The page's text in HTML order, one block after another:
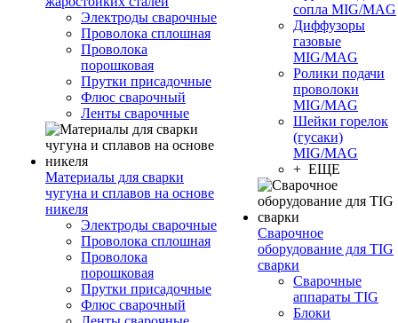
Электроды сварочные
Проволока сплошная
Проволока
порошковая
Прутки присадочные
Флюс сварочный
Ленты сварочные
Материалы для сварки
чугуна и сплавов на основе
никеля
Электроды сварочные
Проволока сплошная
Проволока
порошковая
Прутки присадочные
Флюс сварочный
сопла MIG/MAG
Диффузоры
газовые
MIG/MAG
Ролики подачи
проволоки
MIG/MAG
Шейки горелок
(гусаки)
MIG/MAG
+ ЕЩЕ
Сварочное
оборудование для TIG
сварки
Сварочные
аппараты TIG
Блоки